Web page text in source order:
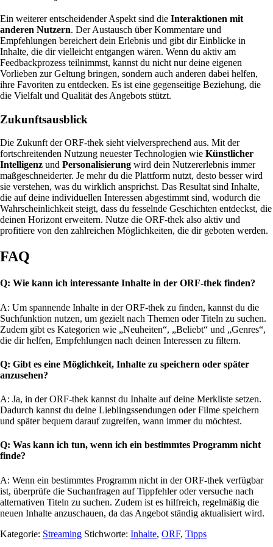
Ein weiterer entscheidender Aspekt sind die Interaktionen mit
anderen Nutzern. Der Austausch über Kommentare und
Empfehlungen bereichert dein Erlebnis und gibt dir Einblicke in
Inhalte, die dir vielleicht entgangen wären. Wenn du aktiv am
Feedbackprozess teilnimmst, kannst du nicht nur deine eigenen
Vorlieben zur Geltung bringen, sondern auch anderen dabei helfen,
ihre Favoriten zu entdecken. Es ist eine gegenseitige Beziehung, die
die Vielfalt und Qualität des Angebots stützt.
Zukunftsausblick
Die Zukunft der ORF-thek sieht vielversprechend aus. Mit der
fortschreitenden Nutzung neuester Technologien wie Künstlicher
Intelligenz und Personalisierung wird dein Nutzererlebnis immer
maßgeschneiderter. Je mehr du die Plattform nutzt, desto besser wird
sie verstehen, was du wirklich ansprichst. Das Resultat sind Inhalte,
die auf deine individuellen Interessen abgestimmt sind, wodurch die
Wahrscheinlichkeit steigt, dass du fesselnde Geschichten entdeckst, die
deinen Horizont erweitern. Nutze die ORF-thek also aktiv und
profitiere von den zahlreichen Möglichkeiten, die dir geboten werden.
FAQ
Q: Wie kann ich interessante Inhalte in der ORF-thek finden?
A: Um spannende Inhalte in der ORF-thek zu finden, kannst du die
Suchfunktion nutzen, um gezielt nach Themen oder Titeln zu suchen.
Zudem gibt es Kategorien wie „Neuheiten“, „Beliebt“ und „Genres“,
die dir helfen, Empfehlungen nach deinen Interessen zu filtern.
Q: Gibt es eine Möglichkeit, Inhalte zu speichern oder später
anzusehen?
A: Ja, in der ORF-thek kannst du Inhalte auf deine Merkliste setzen.
Dadurch kannst du deine Lieblingssendungen oder Filme speichern
und später bequem darauf zugreifen, wann immer du möchtest.
Q: Was kann ich tun, wenn ich ein bestimmtes Programm nicht
finde?
A: Wenn ein bestimmtes Programm nicht in der ORF-thek verfügbar
ist, überprüfe die Suchanfragen auf Tippfehler oder versuche nach
alternativen Titeln zu suchen. Zudem ist es hilfreich, regelmäßig die
neuen Inhalte anzuschauen, da das Angebot ständig aktualisiert wird.
Kategorie: Streaming Stichworte: Inhalte, ORF, Tipps